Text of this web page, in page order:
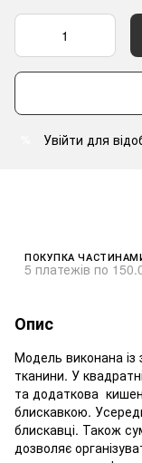
Увійти для
ПОКУПКА
5 платежів по
Опис
Модель виконана із
тканини. У
та додаткова
блискавкою.
блискавці. Також
дозволяє